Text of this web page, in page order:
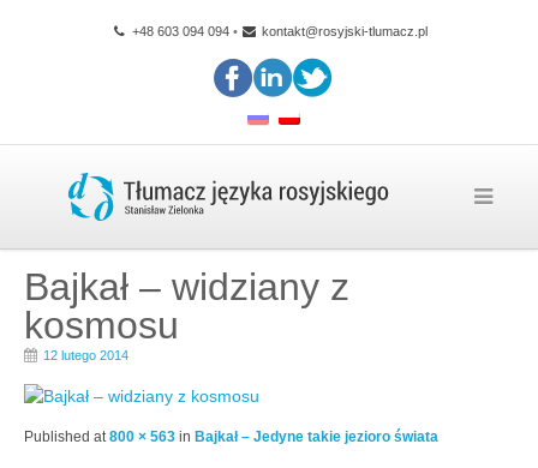
+48 603 094 094• kontakt@rosyjski-tlumacz.pl
Bajkał – widziany z
kosmosu
12 lutego 2014
Published at800 × 563 in Bajkał – Jedyne takie jezioro świata